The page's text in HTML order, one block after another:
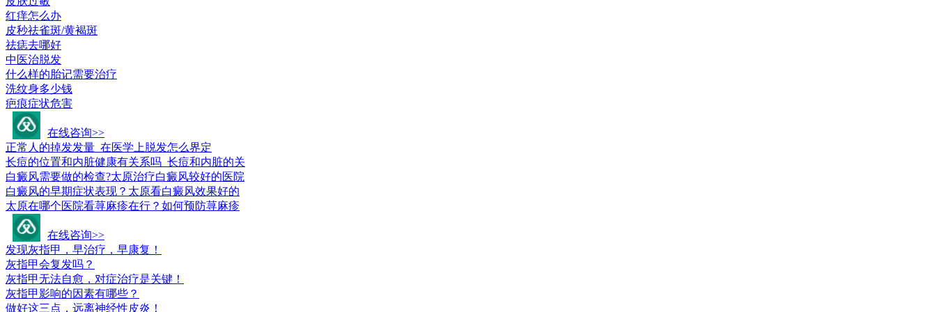
红痒怎么办
皮秒祛雀斑/黄褐斑
祛痣去哪好
中医治脱发
什么样的胎记需要治疗
洗纹身多少钱
疤痕症状危害
在线咨询>>
正常人的掉发发量_在医学上脱发怎么界定
长痘的位置和内脏健康有关系吗_长痘和内脏的关
白癜风需要做的检查?太原治疗白癜风较好的医院
白癜风的早期症状表现？太原看白癜风效果好的
太原在哪个医院看荨麻疹在行？如何预防荨麻疹
在线咨询>>
发现灰指甲，早治疗，早康复！
灰指甲会复发吗？
灰指甲无法自愈，对症治疗是关键！
灰指甲影响的因素有哪些？
做好这三点，远离神经性皮炎！